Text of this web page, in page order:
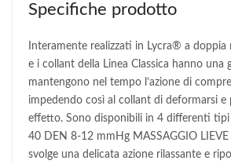
Specifiche prodotto
Interamente realizzati in Lycra® a doppia
e i collant della Linea Classica hanno una
mantengono nel tempo l’azione di
impedendo così al collant di deformarsi e
effetto. Sono disponibili in 4 differenti tipi
40 DEN 8-12 mmHg MASSAGGIO LIEVE
svolge una delicata azione rilassante e